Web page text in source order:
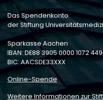
Das Spendenkonto
der Stiftung
Sparkasse Aachen
IBAN: DE88 3905 0000 1072
BIC: AACSDE33XXX
Online-Spende
Weitere Informationen zur